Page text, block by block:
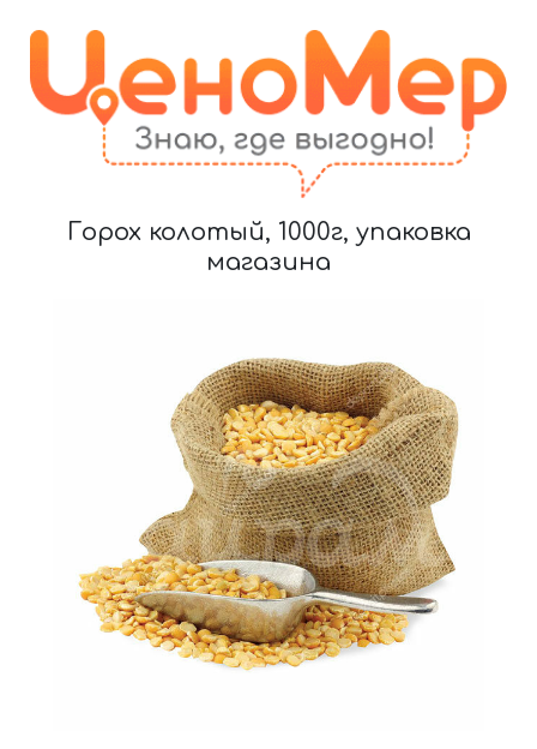
Горох колотый, 1000г, упаковка
магазина